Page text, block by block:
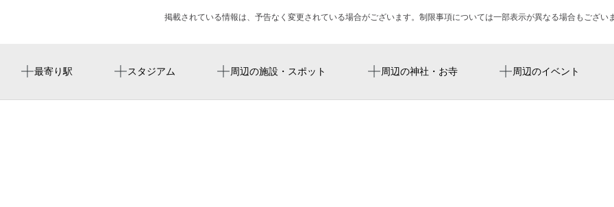
掲載されている情報は、予告なく変更されている場合がございます。制限事項については一部表示が異なる場合もござい
最寄り駅 スタジアム 周辺の施設・スポット 周辺の神社・お寺 周辺のイベント
神宮丸太町駅
丸太町駅
周辺にスタジアムが見つかりませんでした。
京都國學院
pint
円通寺
護浄院（清荒神）
大柳憲一個展「Countless Count / 数えきれないほどの